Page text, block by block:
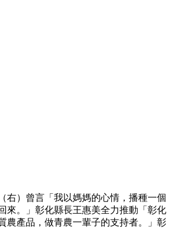
右）曾言「我以媽媽的心情，播種一個
來。」彰化縣長王惠美全力推動「彰化
農產品，做青農一輩子的支持者。」彰